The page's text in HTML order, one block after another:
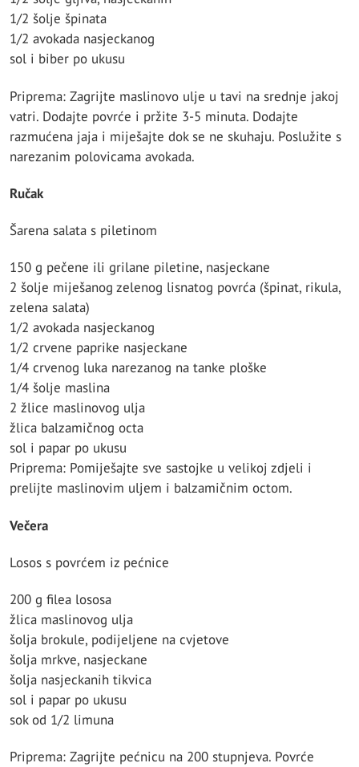
1/2 šolje špinata
1/2 avokada nasjeckanog
sol i biber po ukusu
Priprema: Zagrijte maslinovo ulje u tavi na srednje jakoj
vatri. Dodajte povrće i pržite 3-5 minuta. Dodajte
razmućena jaja i miješajte dok se ne skuhaju. Poslužite s
narezanim polovicama avokada.
Ručak
Šarena salata s piletinom
150 g pečene ili grilane piletine, nasjeckane
2 šolje miješanog zelenog lisnatog povrća (špinat, rikula,
zelena salata)
1/2 avokada nasjeckanog
1/2 crvene paprike nasjeckane
1/4 crvenog luka narezanog na tanke ploške
1/4 šolje maslina
2 žlice maslinovog ulja
žlica balzamičnog octa
sol i papar po ukusu
Priprema: Pomiješajte sve sastojke u velikoj zdjeli i
prelijte maslinovim uljem i balzamičnim octom.
Večera
Losos s povrćem iz pećnice
200 g filea lososa
žlica maslinovog ulja
šolja brokule, podijeljene na cvjetove
šolja mrkve, nasjeckane
šolja nasjeckanih tikvica
sol i papar po ukusu
sok od 1/2 limuna
Priprema: Zagrijte pećnicu na 200 stupnjeva. Povrće